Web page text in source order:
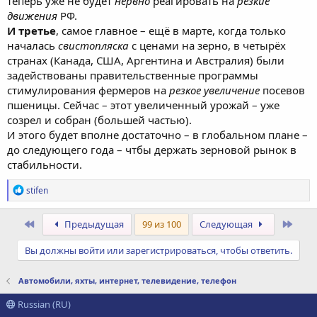
движения РФ.
И третье, самое главное – ещё в марте, когда только
началась свистопляска с ценами на зерно, в четырёх
странах (Канада, США, Аргентина и Австралия) были
задействованы правительственные программы
стимулирования фермеров на резкое увеличение посевов
пшеницы. Сейчас – этот увеличенный урожай – уже
созрел и собран (большей частью).
И этого будет вполне достаточно – в глобальном плане –
до следующего года – чтбы держать зерновой рынок в
стабильности.
Р
е
а
к
и
и
stifen
ПервыйПредыдущая 99 из 100 Следующая
Вы должны войти или зарегистрироваться, чтобы ответить.
Автомобили, яхты, интернет, телевидение, телефон
Russian (RU)